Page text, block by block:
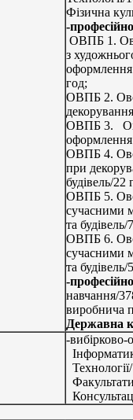
Фізична
-
ОВПБ 1.
з
оформлення
год;
ОВПБ 2.
ОВПБ 3.
оформлення
ОВПБ 4.
при
будівель/22
ОВПБ 5.
сучасними
та будівель/
ОВПБ 6.
сучасними
та будівель/
-
навчання/
виробнича
Державна
-вибірково-